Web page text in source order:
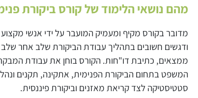
מהם נושאי הלימוד של קורס ביקורת
מדובר בקורס מקיף ומעמיק המועבר על ידי אנשי
ודגשים חשובים בתהליך עבודת הביקורת שלב אחר שלב
ממצאים, כתיבת דו"חות. הקורס בוחן את עבודת המבקר
המשפט בתחום הביקורת הפנימית, אתקינה, תקנים
סטטיסטיקה לצד קריאת מאזנים וביקורת פיננסית.